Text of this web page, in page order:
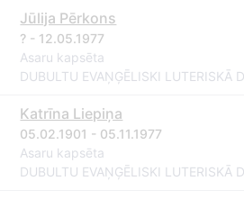
Jūlija Pērkons
? - 12.05.1977
Asaru kapsēta
DUBULTU EVAŅĢĒLISKI LUTERISKĀ
Katrīna Liepiņa
05.02.1901 - 05.11.1977
Asaru kapsēta
DUBULTU EVAŅĢĒLISKI LUTERISKĀ